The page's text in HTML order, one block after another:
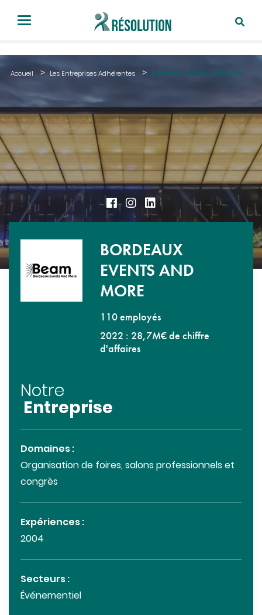
Accueil Les Entreprises Adhérentes Bordeaux-Events-And-More
BORDEAUX
EVENTS AND
MORE
110 employés
2022 : 28,7M€ de chiffre
d'affaires
Notre
Entreprise
Domaines :
Organisation de foires, salons professionnels et
congrès
Expériences :
2004
Secteurs :
Événementiel